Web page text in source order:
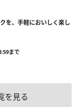
を、手軽においしく楽し
まで
を見る